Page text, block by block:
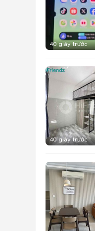
40 giây trước
40 giây trước